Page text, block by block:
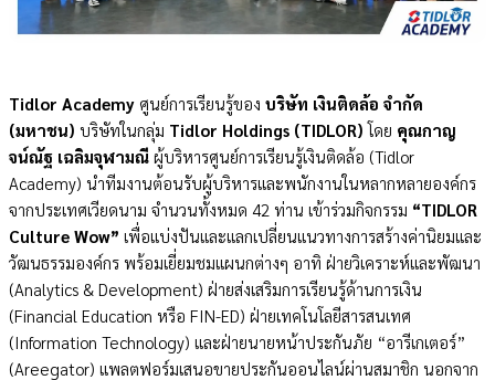
Tidlor Academy ศูนย์การเรียนรู้ของ บริษัท เงินติดล้อ จำกัด
(มหาชน) บริษัทในกลุ่ม Tidlor Holdings (TIDLOR) โดย คุณกาญ
จน์ณัฐ เฉลิมจุฬามณี ผู้บริหารศูนย์การเรียนรู้เงินติดล้อ (Tidlor
Academy) นำทีมงานต้อนรับผู้บริหารและพนักงานในหลากหลายองค์กร
จากประเทศเวียดนาม จำนวนทั้งหมด 42 ท่าน เข้าร่วมกิจกรรม “TIDLOR
Culture Wow” เพื่อแบ่งปันและแลกเปลี่ยนแนวทางการสร้างค่านิยมและ
วัฒนธรรมองค์กร พร้อมเยี่ยมชมแผนกต่างๆ อาทิ ฝ่ายวิเคราะห์และพัฒนา
(Analytics & Development) ฝ่ายส่งเสริมการเรียนรู้ด้านการเงิน
(Financial Education หรือ FIN-ED) ฝ่ายเทคโนโลยีสารสนเทศ
(Information Technology) และฝ่ายนายหน้าประกันภัย “อารีเกเตอร์”
(Areegator) แพลตฟอร์มเสนอขายประกันออนไลน์ผ่านสมาชิก นอกจาก